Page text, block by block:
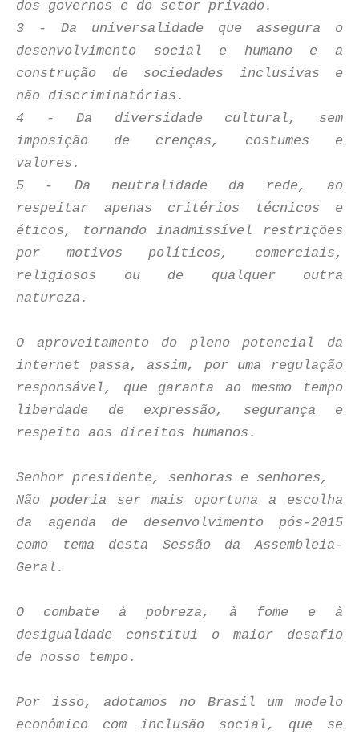
dos governos e do setor privado.
3 - Da universalidade que assegura o
desenvolvimento social e humano e a
construção de sociedades inclusivas e
não discriminatórias.
4 - Da diversidade cultural, sem
imposição de crenças, costumes e
valores.
5 - Da neutralidade da rede, ao
respeitar apenas critérios técnicos e
éticos, tornando inadmissível restrições
por motivos políticos, comerciais,
religiosos ou de qualquer outra
natureza.
O aproveitamento do pleno potencial da
internet passa, assim, por uma regulação
responsável, que garanta ao mesmo tempo
liberdade de expressão, segurança e
respeito aos direitos humanos.
Senhor presidente, senhoras e senhores,
Não poderia ser mais oportuna a escolha
da agenda de desenvolvimento pós-2015
como tema desta Sessão da Assembleia-
Geral.
O combate à pobreza, à fome e à
desigualdade constitui o maior desafio
de nosso tempo.
Por isso, adotamos no Brasil um modelo
econômico com inclusão social, que se